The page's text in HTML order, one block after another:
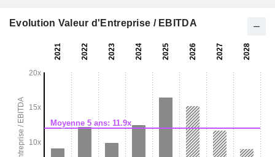
Evolution Valeur d'Entreprise / EBITDA